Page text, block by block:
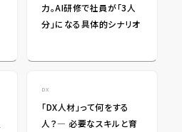
力。AI研修で社員が「3人
分」になる具体的シナリオ
DX
「DX人材」って何をする
人？― 必要なスキルと育